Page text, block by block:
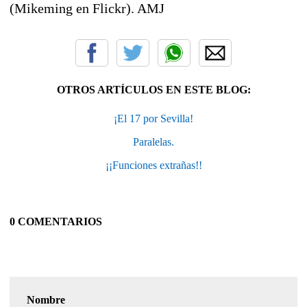
(Mikeming en Flickr). AMJ
OTROS ARTÍCULOS EN ESTE BLOG:
¡El 17 por Sevilla!
Paralelas.
¡¡Funciones extrañas!!
0 COMENTARIOS
Nombre